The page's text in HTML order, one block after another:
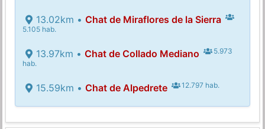
13.02km • Chat de Miraflores de la Sierra
5.105 hab.
13.97km • Chat de Collado Mediano
5.973
hab.
15.59km • Chat de Alpedrete 12.797 hab.